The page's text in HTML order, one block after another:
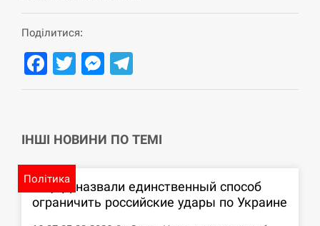
СЕРПЕНЬ
12:10
У США зафіксували рекордний спалах
циклоспорозу, захворіли понад 10 тисяч…
11:53
Под огнем “Эпицентр”, ROZETKA и “Новая
СЕРПЕНЬ
Поділитися:
Facebook
TwitterMessenger
ІНШІ НОВИНИ ПО ТЕМІ
Політика
В ЦПД назвали единственный способ
ограничить российские удары по Украине